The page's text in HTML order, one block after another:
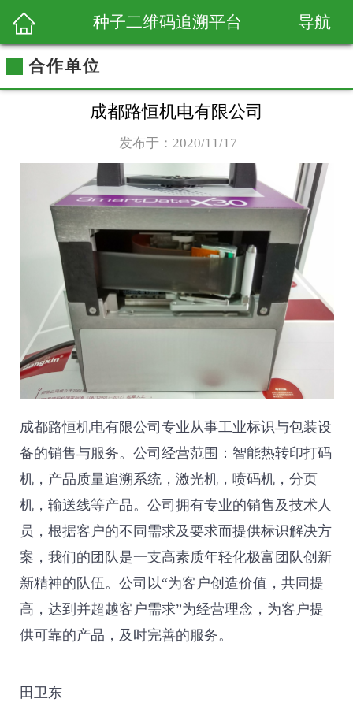
导航
种子二维码追溯平台
合作单位
成都路恒机电有限公司
发布于：2020/11/17
成都路恒机电有限公司专业从事工业标识与包装设
备的销售与服务。公司经营范围：智能热转印打码
机，产品质量追溯系统，激光机，喷码机，分页
机，输送线等产品。公司拥有专业的销售及技术人
员，根据客户的不同需求及要求而提供标识解决方
案，我们的团队是一支高素质年轻化极富团队创新
新精神的队伍。公司以“为客户创造价值，共同提
高，达到并超越客户需求”为经营理念，为客户提
供可靠的产品，及时完善的服务。
田卫东